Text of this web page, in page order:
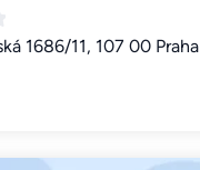
1686/11, 107 00 Praha